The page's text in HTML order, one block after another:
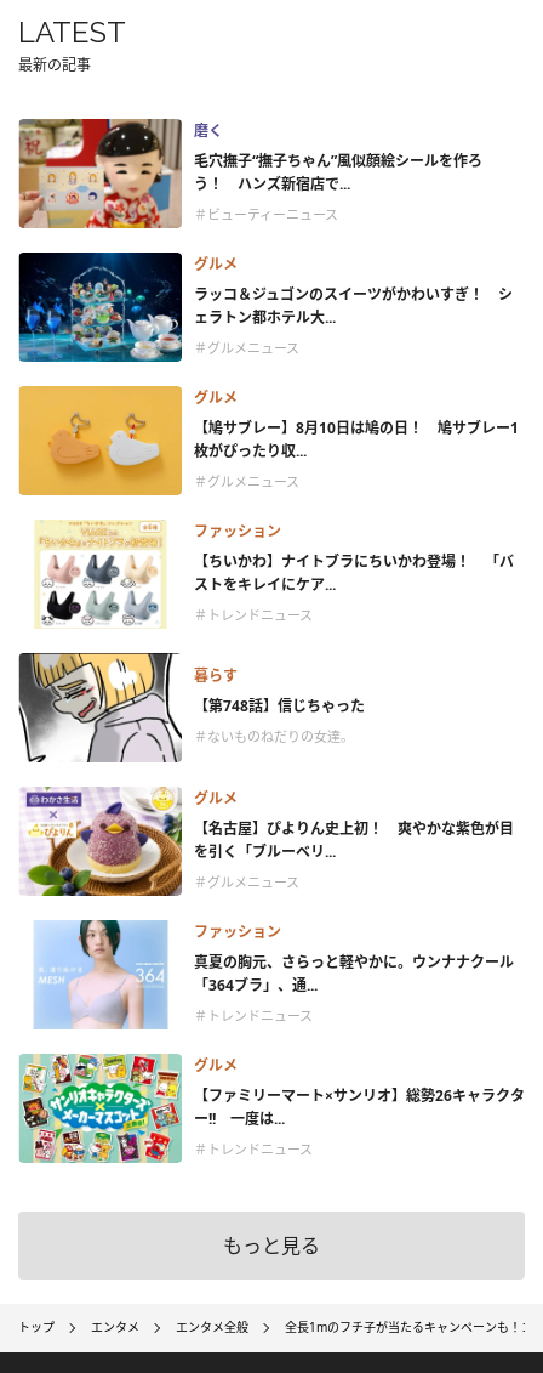
LATEST
最新の記事
磨く
毛穴撫子“撫子ちゃん”風似顔絵シールを作ろ
う！ ハンズ新宿店で...
＃ビューティーニュース
グルメ
ラッコ＆ジュゴンのスイーツがかわいすぎ！ シ
ェラトン都ホテル大...
＃グルメニュース
グルメ
【鳩サブレー】8月10日は鳩の日！ 鳩サブレー1
枚がぴったり収...
＃グルメニュース
ファッション
【ちいかわ】ナイトブラにちいかわ登場！ 「バ
ストをキレイにケア...
＃トレンドニュース
暮らす
【第748話】信じちゃった
＃ないものねだりの女達。
グルメ
【名古屋】ぴよりん史上初！ 爽やかな紫色が目
を引く「ブルーベリ...
＃グルメニュース
ファッション
真夏の胸元、さらっと軽やかに。ウンナナクール
「364ブラ」、通...
＃トレンドニュース
グルメ
【ファミリーマート×サンリオ】総勢26キャラクタ
ー!! 一度は...
＃トレンドニュース
もっと見る
トップ エンタメ エンタメ全般 全長1mのフチ子が当たるキャンペーンも！コ